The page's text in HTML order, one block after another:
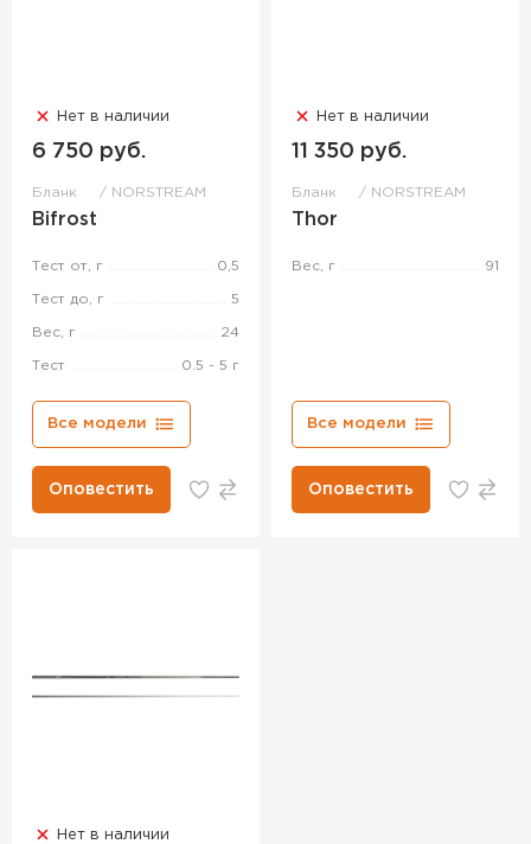
Нет в наличии
6 750 руб.
Бланк NORSTREAM
Bifrost
Тест от, г 0,5
Тест до, г 5
Вес, г 24
Тест 0.5 - 5 г
Все модели
Оповестить
Нет в наличии
11 350 руб.
Бланк NORSTREAM
Thor
Вес, г 91
Все модели
Оповестить
Нет в наличии